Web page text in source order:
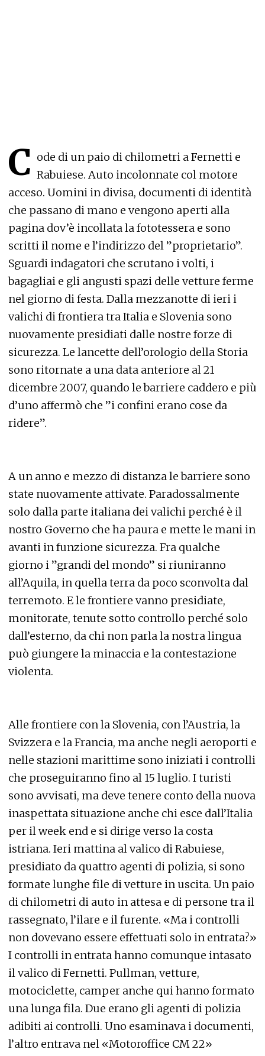
C ode di un paio di chilometri a Fernetti e
Rabuiese. Auto incolonnate col motore
acceso. Uomini in divisa, documenti di identità
che passano di mano e vengono aperti alla
pagina dov’è incollata la fototessera e sono
scritti il nome e l’indirizzo del ”proprietario”.
Sguardi indagatori che scrutano i volti, i
bagagliai e gli angusti spazi delle vetture ferme
nel giorno di festa. Dalla mezzanotte di ieri i
valichi di frontiera tra Italia e Slovenia sono
nuovamente presidiati dalle nostre forze di
sicurezza. Le lancette dell’orologio della Storia
sono ritornate a una data anteriore al 21
dicembre 2007, quando le barriere caddero e più
d’uno affermò che ”i confini erano cose da
ridere”.
A un anno e mezzo di distanza le barriere sono
state nuovamente attivate. Paradossalmente
solo dalla parte italiana dei valichi perché è il
nostro Governo che ha paura e mette le mani in
avanti in funzione sicurezza. Fra qualche
giorno i ”grandi del mondo” si riuniranno
all’Aquila, in quella terra da poco sconvolta dal
terremoto. E le frontiere vanno presidiate,
monitorate, tenute sotto controllo perché solo
dall’esterno, da chi non parla la nostra lingua
può giungere la minaccia e la contestazione
violenta.
Alle frontiere con la Slovenia, con l’Austria, la
Svizzera e la Francia, ma anche negli aeroporti e
nelle stazioni marittime sono iniziati i controlli
che proseguiranno fino al 15 luglio. I turisti
sono avvisati, ma deve tenere conto della nuova
inaspettata situazione anche chi esce dall’Italia
per il week end e si dirige verso la costa
istriana. Ieri mattina al valico di Rabuiese,
presidiato da quattro agenti di polizia, si sono
formate lunghe file di vetture in uscita. Un paio
di chilometri di auto in attesa e di persone tra il
rassegnato, l’ilare e il furente. «Ma i controlli
non dovevano essere effettuati solo in entrata?»
I controlli in entrata hanno comunque intasato
il valico di Fernetti. Pullman, vetture,
motociclette, camper anche qui hanno formato
una lunga fila. Due erano gli agenti di polizia
adibiti ai controlli. Uno esaminava i documenti,
l’altro entrava nel «Motoroffice CM 22»